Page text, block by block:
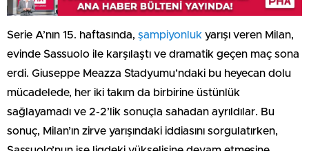
Serie A’nın 15. haftasında, şampiyonluk yarışı veren Milan,
evinde Sassuolo ile karşılaştı ve dramatik geçen maç sona
erdi. Giuseppe Meazza Stadyumu’ndaki bu heyecan dolu
mücadelede, her iki takım da birbirine üstünlük
sağlayamadı ve 2-2’lik sonuçla sahadan ayrıldılar. Bu
sonuç, Milan’ın zirve yarışındaki iddiasını sorgulatırken,